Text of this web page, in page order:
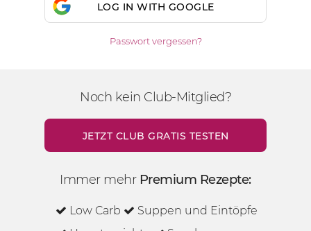
LOG IN WITH GOOGLE
Passwort vergessen?
Noch kein Club-Mitglied?
JETZT CLUB GRATIS TESTEN
Immer mehr Premium Rezepte:
Low Carb
Suppen und Eintöpfe